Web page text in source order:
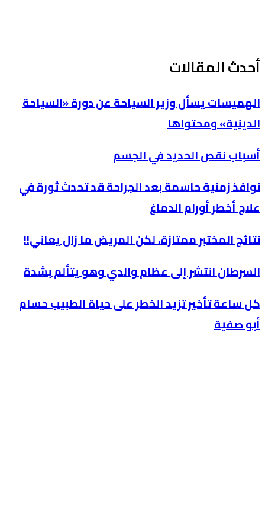
أحدث المقالات
الهميسات يسأل وزير السياحة عن دورة «السياحة
الدينية» ومحتواها
أسباب نقص الحديد في الجسم
نوافذ زمنية حاسمة بعد الجراحة قد تحدث ثورة في
علاج أخطر أورام الدماغ
نتائج المختبر ممتازة، لكن المريض ما زال يعاني!!
السرطان انتشر إلى عظام والدي وهو يتألم بشدة
كل ساعة تأخير تزيد الخطر على حياة الطبيب حسام
أبو صفية